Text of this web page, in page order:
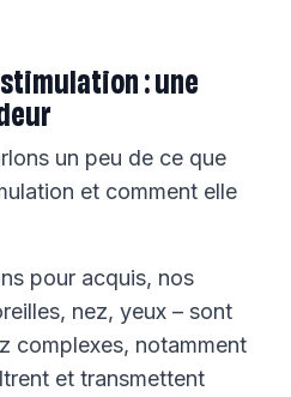
: une
un peu de ce que
et comment elle
pour acquis, nos
nez, yeux – sont
complexes, notamment
et transmettent